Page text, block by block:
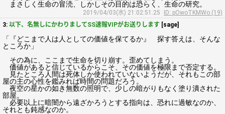
まさしく生命の冒涜、しかしその目的は恐らく、生命の研究。
2019/04/03(水) 21:02:51.25
ID: pOwoTKMWo (19)
3: 以下、名無しにかわりましてSS速報VIPがお送りします [sage]
「『どこまで人は人としての価値を保てるか』 探す答えは、そんな
ところか」
その為に、ここまで生命を切り崩す。歪めてしまう。
価値があると信じているからこそ、その価値を極限まで否定する。
見たところ人間は死体しか使われていないようだが、それもこの部
屋の主の心性を鑑みれば時間の問題だろう。
夜空の星かの如き無数の照明で、少しの暗がりもなく塗り潰された
部屋。
必要以上に暗闇から遠ざかろうとする指向は、恐れに過敏なのか、
それとも鈍感なのか。